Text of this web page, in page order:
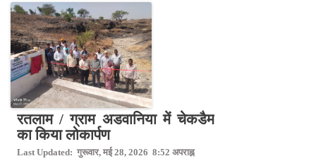
रतलाम / ग्राम अडवानिया में चेकडैम
का किया लोकार्पण
Last Updated: गुरूवार, मई 28, 2026 8:52 अपराह्न